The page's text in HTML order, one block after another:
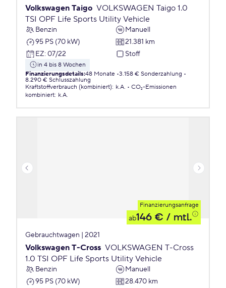
Volkswagen Taigo VOLKSWAGEN Taigo 1.0
TSI OPF Life Sports Utility Vehicle
Benzin
Manuell
95 PS (70 kW)
21.381 km
EZ: 07/22 Stoff
in 4 bis 8 Wochen
Finanzierungsdetails:48 Monate 3.158 € Sonderzahlung
8.290 € Schlusszahlung
Kraftstoffverbrauch (kombiniert): k.A.
CO₂-Emissionen
kombiniert: k.A.
Finanzierungsanfrage
ab146 € / mtl.
Gebrauchtwagen | 2021
Volkswagen T-Cross VOLKSWAGEN T-Cross
1.0 TSI OPF Life Sports Utility Vehicle
Benzin
Manuell
95 PS (70 kW)
28.470 km